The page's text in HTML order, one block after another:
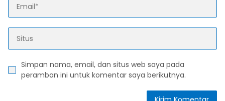
Simpan nama, email, dan situs web saya pada
peramban ini untuk komentar saya berikutnya.